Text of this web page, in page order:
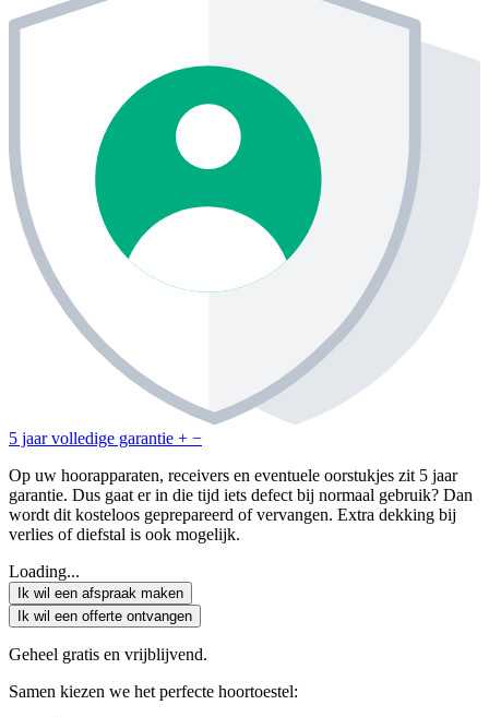
5 jaar volledige garantie + −
Op uw hoorapparaten, receivers en eventuele oorstukjes zit 5 jaar
garantie. Dus gaat er in die tijd iets defect bij normaal gebruik? Dan
wordt dit kosteloos geprepareerd of vervangen. Extra dekking bij
verlies of diefstal is ook mogelijk.
Loading...
Ik wil een afspraak maken
Ik wil een offerte ontvangen
Geheel gratis en vrijblijvend.
Samen kiezen we het perfecte hoortoestel: